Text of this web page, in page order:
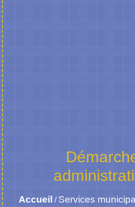
Accueil / Services